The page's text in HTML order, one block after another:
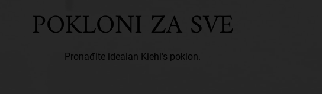
POKLONI ZA SVE
Pronađite idealan Kiehl's poklon.